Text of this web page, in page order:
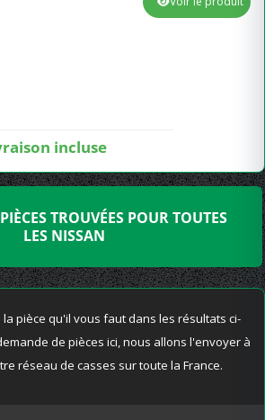
incluse
TROUVÉES POUR TOUTES
LES NISSAN
pièce qu'il vous faut dans les résultats ci-
de pièces ici, nous allons l'envoyer à
réseau de casses sur toute la France.